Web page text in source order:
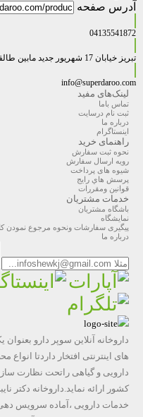
آدرس صفحه
04135541872
تبریز خیابان 17 شهریور جدید مابین طالقانی وشریعتی مجتمع کسری داروخانه دکتر نایبی
info@superdaroo.com
لینک‌های مفید
تماس باما
ثبت نام درسایت
درباره ما
اینستاگرام
راهنمای خرید
نحوه ثبت سفارش
رویه ارسال سفارش
شیوه های پرداخت
پرسش هاي رايج
قوانین ومقررات
خدمات مشتریان
باشگاه مشتریان
نمایشگاه
پیگیری سفارشات ونحوه مرجوع نمودن
درباره ما
داروخانه آنلاین سوپر دارو
های اینترنتی افتخار داردتا
دارویی و گیاهی راتحت نظارت
کشور ارائه نماید.داروخانه دکتر
خدمات دارویی ،آماده سرویس